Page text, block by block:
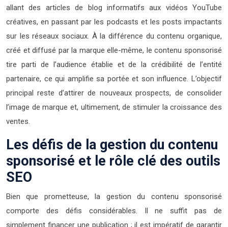
allant des articles de blog informatifs aux vidéos YouTube
créatives, en passant par les podcasts et les posts impactants
sur les réseaux sociaux. À la différence du contenu organique,
créé et diffusé par la marque elle-même, le contenu sponsorisé
tire parti de l’audience établie et de la crédibilité de l’entité
partenaire, ce qui amplifie sa portée et son influence. L’objectif
principal reste d’attirer de nouveaux prospects, de consolider
l’image de marque et, ultimement, de stimuler la croissance des
ventes.
Les défis de la gestion du contenu
sponsorisé et le rôle clé des outils
SEO
Bien que prometteuse, la gestion du contenu sponsorisé
comporte des défis considérables. Il ne suffit pas de
simplement financer une publication ; il est impératif de garantir